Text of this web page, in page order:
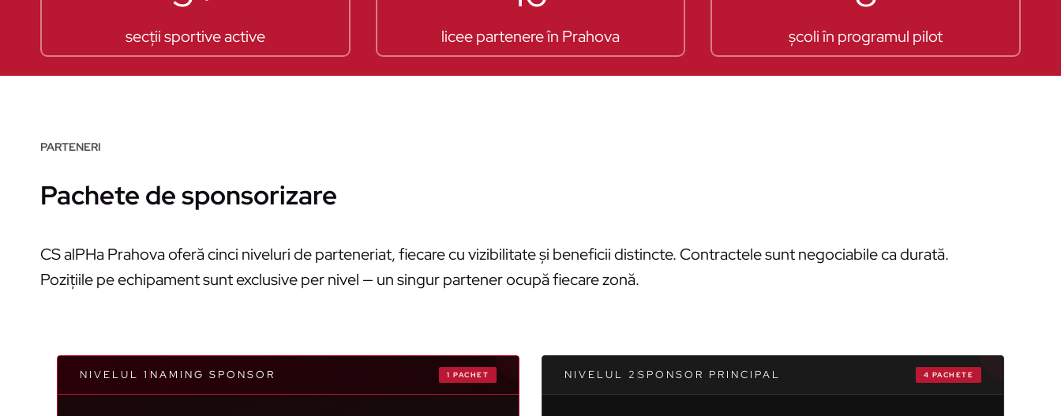
secții sportive active licee partenere în Prahova școli în programul pilot
PARTENERI
Pachete de sponsorizare
CS alPHa Prahova oferă cinci niveluri de parteneriat, fiecare cu vizibilitate și beneficii distincte. Contractele sunt negociabile ca durată.
Pozițiile pe echipament sunt exclusive per nivel — un singur partener ocupă fiecare zonă.
NIVELUL 1 NAMING SPONSOR 1 PACHET NIVELUL 2 SPONSOR PRINCIPAL 4 PACHETE